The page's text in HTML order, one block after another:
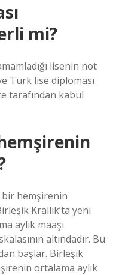
mi?
lisenin not
Türk lise diploması
tarafından kabul
bir hemşirenin
Krallık’ta yeni
aylık maaşı
altındadır. Bu
başlar. Birleşik
ortalama aylık